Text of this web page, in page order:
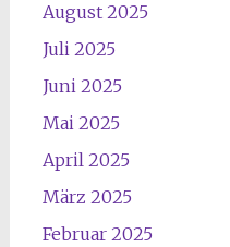
August 2025
Juli 2025
Juni 2025
Mai 2025
April 2025
März 2025
Februar 2025